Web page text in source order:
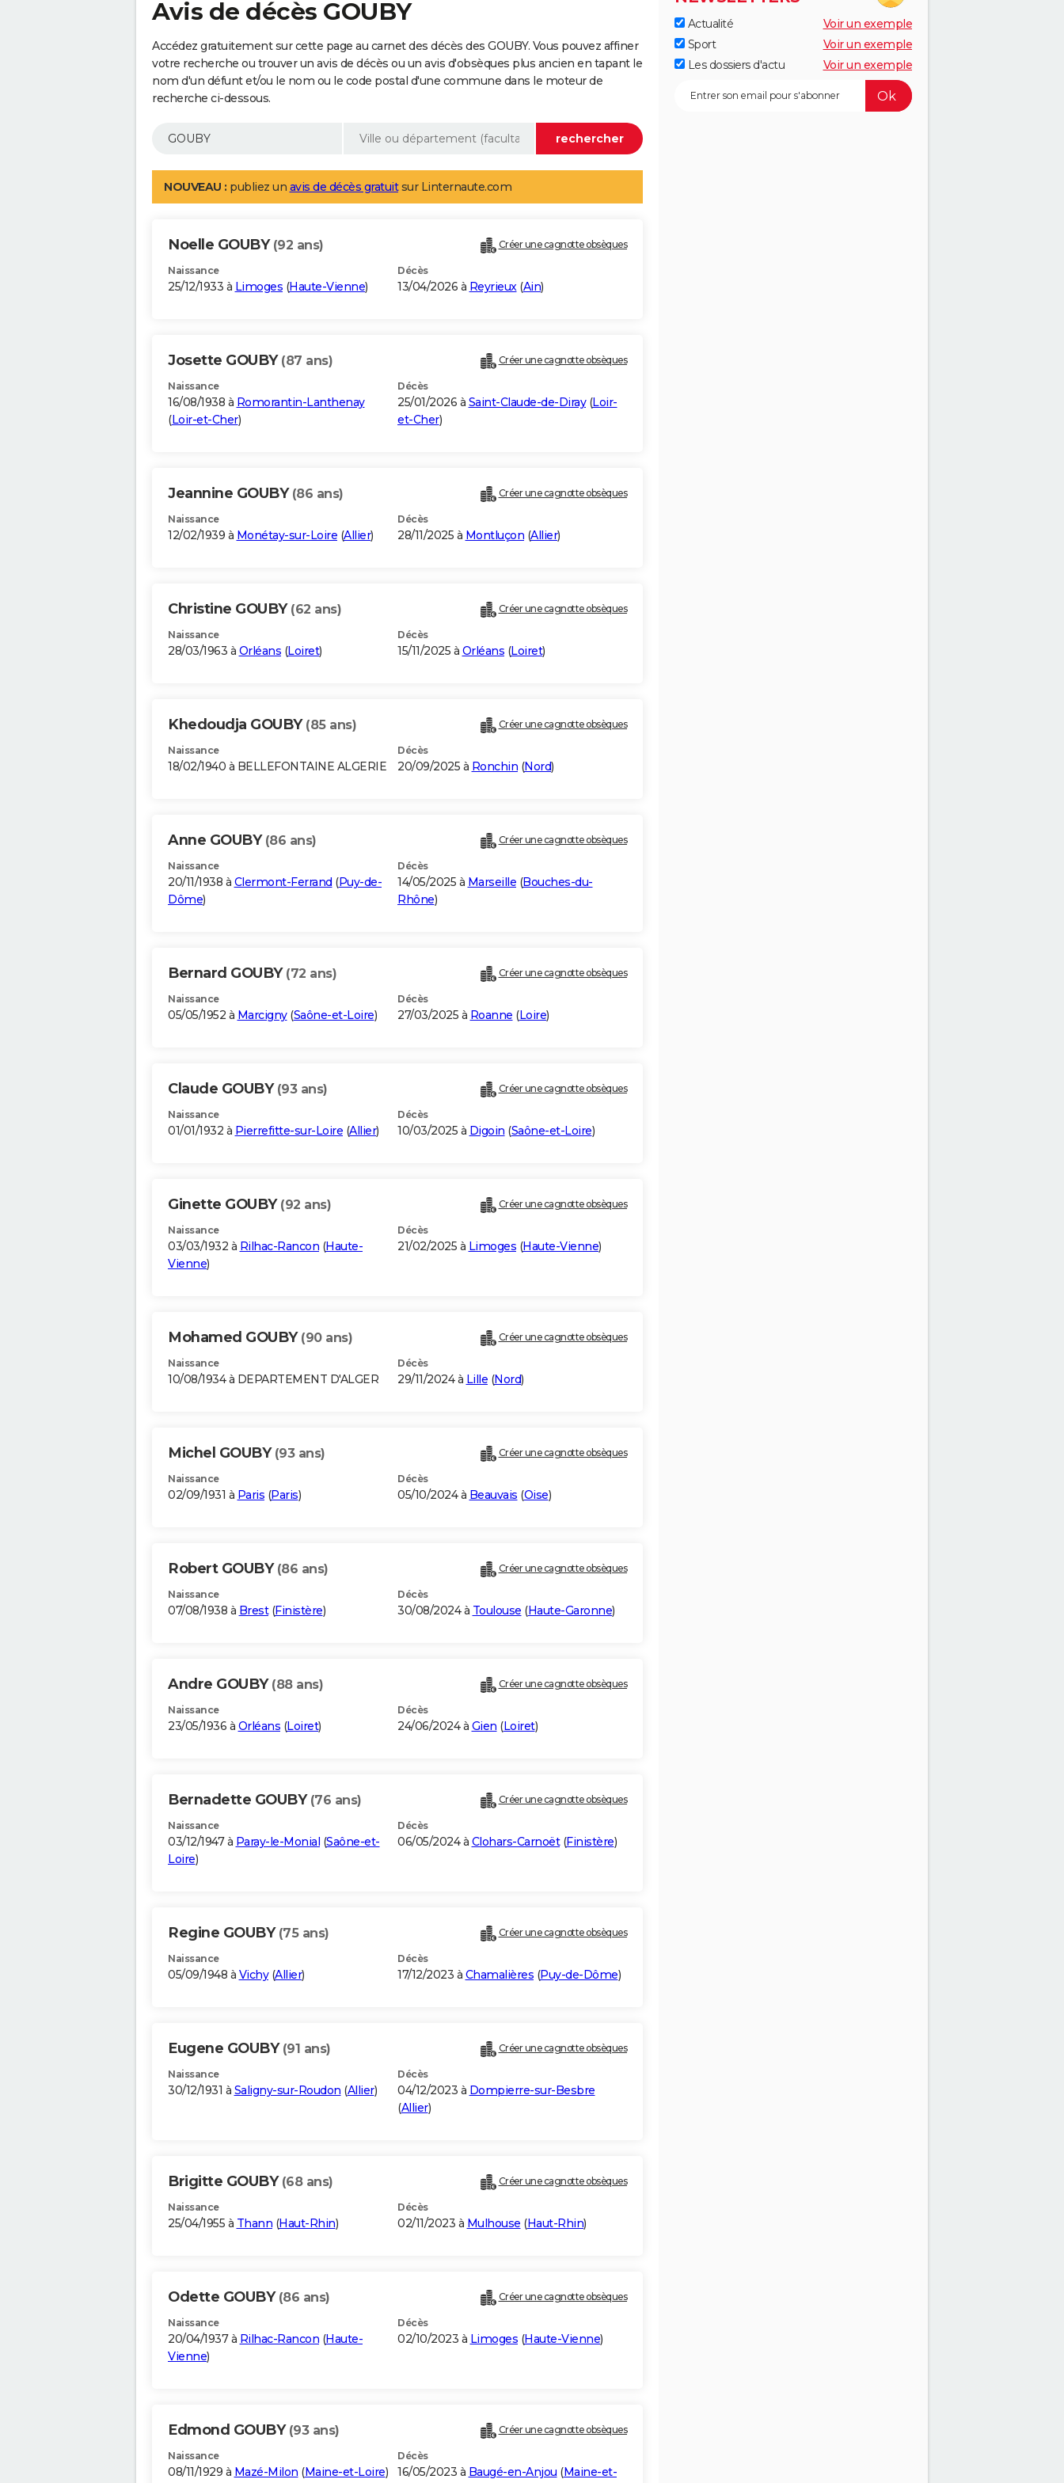
Avis de décès GOUBY
Accédez gratuitement sur cette page au carnet des décès des GOUBY. Vous pouvez affiner
votre recherche ou trouver un avis de décès ou un avis d'obsèques plus ancien en tapant le
nom d'un défunt et/ou le nom ou le code postal d'une commune dans le moteur de
recherche ci-dessous.
NOUVEAU : publiez un avis de décès gratuitsur Linternaute.com
Noelle GOUBY (92 ans) Créer une cagnotte obsèques
Naissance
25/12/1933 à Limoges (Haute-Vienne)
Décès
13/04/2026 à Reyrieux(Ain)
Josette GOUBY (87 ans) Créer une cagnotte obsèques
Naissance
16/08/1938 à Romorantin-Lanthenay
(Loir-et-Cher)
Décès
25/01/2026 à Saint-Claude-de-Diray(Loir-
et-Cher)
Jeannine GOUBY (86 ans) Créer une cagnotte obsèques
Naissance
12/02/1939 à Monétay-sur-Loire (Allier)
Décès
28/11/2025 à Montluçon (Allier)
Christine GOUBY (62 ans) Créer une cagnotte obsèques
Naissance
28/03/1963 à Orléans (Loiret)
Décès
15/11/2025 à Orléans (Loiret)
Khedoudja GOUBY (85 ans) Créer une cagnotte obsèques
Naissance
18/02/1940 à BELLEFONTAINE ALGERIE
Décès
20/09/2025 à Ronchin (Nord)
Anne GOUBY (86 ans) Créer une cagnotte obsèques
Naissance
20/11/1938 à Clermont-Ferrand (Puy-de-
Dôme)
Décès
14/05/2025 à Marseille (Bouches-du-
Rhône)
Bernard GOUBY (72 ans) Créer une cagnotte obsèques
Naissance
05/05/1952 à Marcigny(Saône-et-Loire)
Décès
27/03/2025 à Roanne (Loire)
Claude GOUBY (93 ans) Créer une cagnotte obsèques
Naissance
01/01/1932 à Pierrefitte-sur-Loire (Allier)
Décès
10/03/2025 à Digoin (Saône-et-Loire)
Ginette GOUBY (92 ans) Créer une cagnotte obsèques
Naissance
03/03/1932 à Rilhac-Rancon (Haute-
Vienne)
Décès
21/02/2025 à Limoges (Haute-Vienne)
Mohamed GOUBY (90 ans) Créer une cagnotte obsèques
Naissance
10/08/1934 à DEPARTEMENT D'ALGER
Décès
29/11/2024 à Lille (Nord)
Michel GOUBY (93 ans) Créer une cagnotte obsèques
Naissance
02/09/1931 à Paris (Paris)
Décès
05/10/2024 à Beauvais (Oise)
Robert GOUBY (86 ans) Créer une cagnotte obsèques
Naissance
07/08/1938 à Brest(Finistère)
Décès
30/08/2024 à Toulouse (Haute-Garonne)
Andre GOUBY (88 ans) Créer une cagnotte obsèques
Naissance
23/05/1936 à Orléans (Loiret)
Décès
24/06/2024 à Gien (Loiret)
Bernadette GOUBY (76 ans) Créer une cagnotte obsèques
Naissance
03/12/1947 à Paray-le-Monial (Saône-et-
Loire)
Décès
06/05/2024 à Clohars-Carnoët(Finistère)
Regine GOUBY (75 ans) Créer une cagnotte obsèques
Naissance
05/09/1948 à Vichy(Allier)
Décès
17/12/2023 à Chamalières (Puy-de-Dôme)
Eugene GOUBY (91 ans) Créer une cagnotte obsèques
Naissance
30/12/1931 à Saligny-sur-Roudon (Allier)
Décès
04/12/2023 à Dompierre-sur-Besbre
(Allier)
Brigitte GOUBY (68 ans) Créer une cagnotte obsèques
Naissance
25/04/1955 à Thann (Haut-Rhin)
Décès
02/11/2023 à Mulhouse (Haut-Rhin)
Odette GOUBY (86 ans) Créer une cagnotte obsèques
Naissance
20/04/1937 à Rilhac-Rancon (Haute-
Vienne)
Décès
02/10/2023 à Limoges (Haute-Vienne)
Edmond GOUBY (93 ans) Créer une cagnotte obsèques
Naissance
08/11/1929 à Mazé-Milon (Maine-et-Loire)
Décès
16/05/2023 à Baugé-en-Anjou (Maine-et-
Actualité
Voir un exemple
Sport
Voir un exemple
Les dossiers d'actu
Voir un exemple